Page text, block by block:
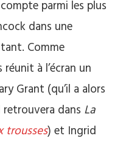
parmi les plus
dans une
Comme
à l’écran un
Grant (qu’il a alors
dans La
trousses) et Ingrid